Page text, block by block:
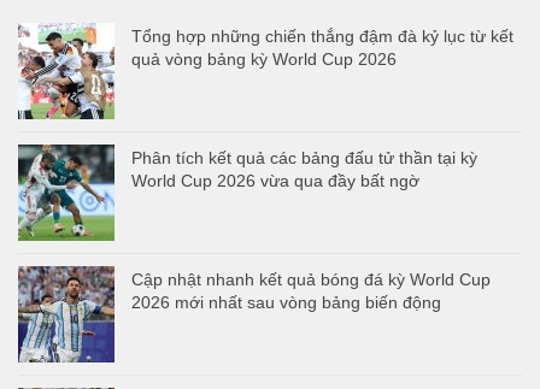
Tổng hợp những chiến thắng đậm đà kỷ lục từ kết
quả vòng bảng kỳ World Cup 2026
Phân tích kết quả các bảng đấu tử thần tại kỳ
World Cup 2026 vừa qua đầy bất ngờ
Cập nhật nhanh kết quả bóng đá kỳ World Cup
2026 mới nhất sau vòng bảng biến động